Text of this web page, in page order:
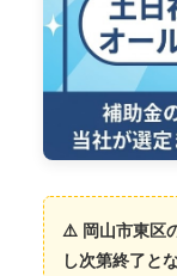
⚠️ 岡山市東区
し次第終了と